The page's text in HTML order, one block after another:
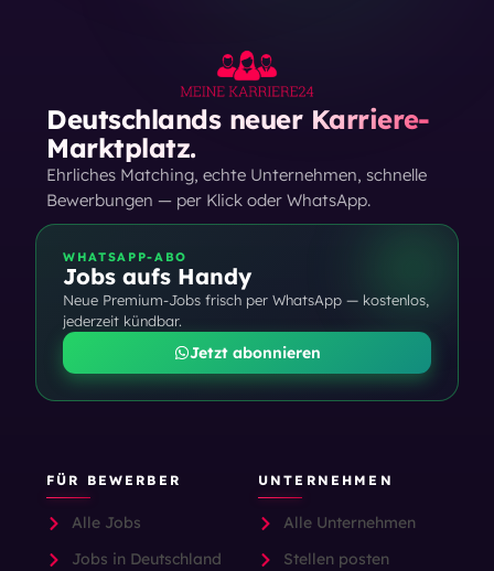
Deutschlands neuer Karriere-
Marktplatz.
Ehrliches Matching, echte Unternehmen, schnelle
Bewerbungen — per Klick oder WhatsApp.
WHATSAPP-ABO
Jobs aufs Handy
Neue Premium-Jobs frisch per WhatsApp — kostenlos,
jederzeit kündbar.
Jetzt abonnieren
FÜR BEWERBER
Alle Jobs
Jobs in Deutschland
UNTERNEHMEN
Alle Unternehmen
Stellen posten